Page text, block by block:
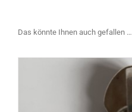
Das könnte Ihnen auch gefallen …